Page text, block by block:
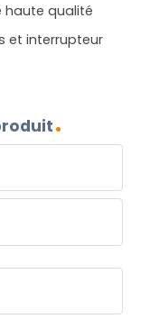
haute qualité
et interrupteur